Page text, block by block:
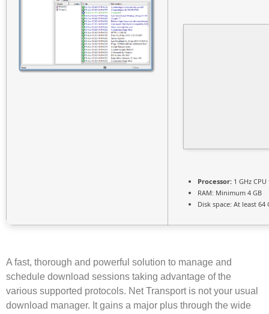
Processor: 1 GHz
RAM: Minimum 4 GB
Disk space: At least 64
A fast, thorough and powerful solution to manage and
schedule download sessions taking advantage of the
various supported protocols. Net Transport is not your usual
download manager. It gains a major plus through the wide